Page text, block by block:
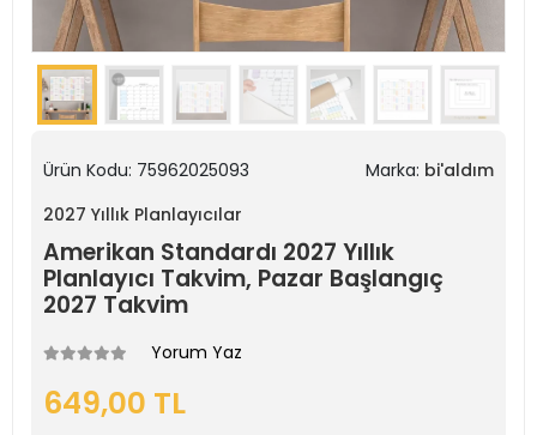
Ürün Kodu: 75962025093 Marka: bi'aldım
2027 Yıllık Planlayıcılar
Amerikan Standardı 2027 Yıllık
Planlayıcı Takvim, Pazar Başlangıç
2027 Takvim
Yorum Yaz
649,00 TL